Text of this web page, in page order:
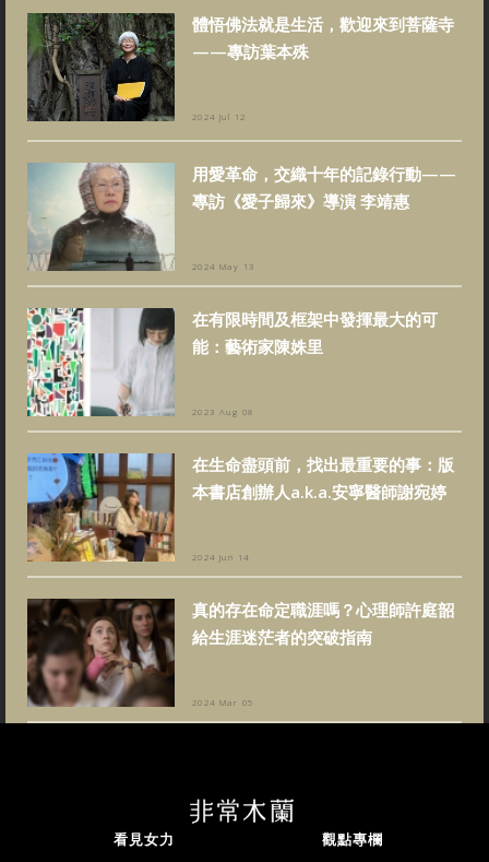
體悟佛法就是生活，歡迎來到菩薩寺
——專訪葉本殊
2024 Jul 12
用愛革命，交織十年的記錄行動——
專訪《愛子歸來》導演 李靖惠
2024 May 13
在有限時間及框架中發揮最大的可
能：藝術家陳姝里
2023 Aug 08
在生命盡頭前，找出最重要的事：版
本書店創辦人a.k.a.安寧醫師謝宛婷
2024 Jun 14
真的存在命定職涯嗎？心理師許庭韶
給生涯迷茫者的突破指南
2024 Mar 05
看見女力 觀點專欄